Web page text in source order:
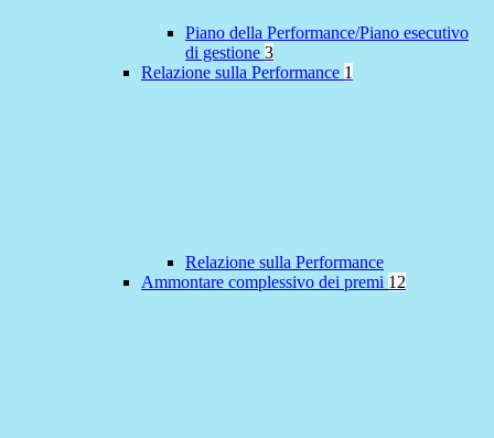
Piano della Performance/Piano esecutivo
di gestione 3
Relazione sulla Performance 1
Relazione sulla Performance
Ammontare complessivo dei premi 12